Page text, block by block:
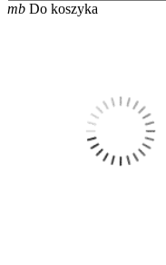
mb Do koszyka